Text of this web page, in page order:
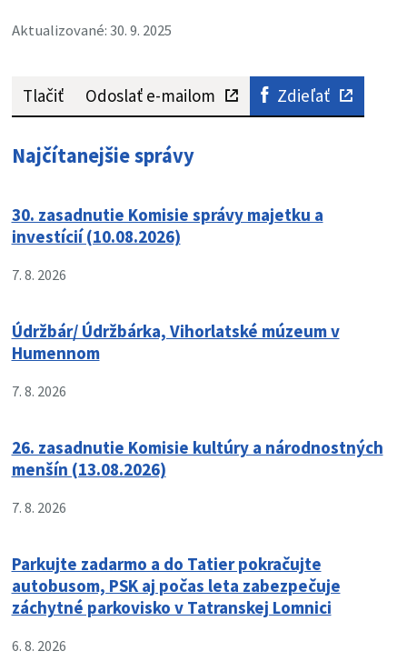
Aktualizované: 30. 9. 2025
Tlačiť Odoslať e-mailom Zdieľať
Najčítanejšie správy
30. zasadnutie Komisie správy majetku a
investícií (10.08.2026)
7. 8. 2026
Údržbár/ Údržbárka, Vihorlatské múzeum v
Humennom
7. 8. 2026
26. zasadnutie Komisie kultúry a národnostných
menšín (13.08.2026)
7. 8. 2026
Parkujte zadarmo a do Tatier pokračujte
autobusom, PSK aj počas leta zabezpečuje
záchytné parkovisko v Tatranskej Lomnici
6. 8. 2026